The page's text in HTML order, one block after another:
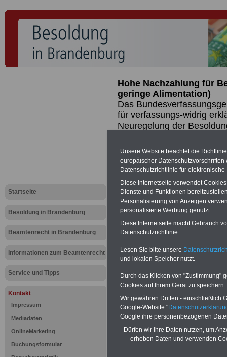
Startseite
Besoldung in Brandenburg
Beamtenrecht in Brandenburg
Informationen zum Beamtenrecht
Service und Tipps
Kontakt
Impressum
Mediadaten
OnlineMarketing
Buchungsformular
Hohe Nachzahlung für
geringe Alimentation)
Das
für verfassungs-widrig
Neuregelung der
Nachzahlungen
Beamtezwischen mind.
SERVICE gibt hierzu
dem Beschluss des
wird (wahrscheinlich im
Broschüre.
Kontakt zu besoldung-
{referenz:kontakt_st}
Unsere Website beachtet die
europäischer
Datenschutzrichtlinie für
Diese Internetseite verwendet
Dienste und Funktionen
Personalisierung von Anzeigen
personalisierte Werbung genutzt.
Diese Internetseite macht Gebrauch
Datenschutzrichtlinie.
Lesen Sie bitte unsere
und lokalen Speicher nutzt.
Durch das Klicken von "Zustimmung"
Cookies auf Ihrem Gerät zu speichern.
Wir gewähren Dritten - einschließlich
Google-Website "
Google ihre personenbezogenen
Dürfen wir Ihre Daten nutzen, um
erheben Daten und verwenden